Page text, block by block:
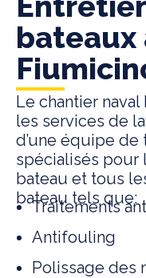
bateaux
Le chantier
les services de
d’une équipe
spécialisés pour
bateau et tous
bateau tels que:
Traitements
Antifouling
Polissage des